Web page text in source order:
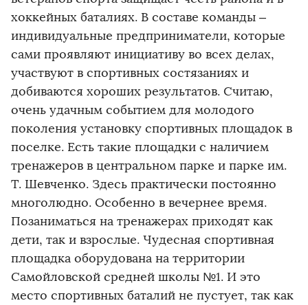
хоккейных баталиях. В составе команды –
индивидуальные предприниматели, которые
сами проявляют инициативу во всех делах,
участвуют в спортивных состязаниях и
добиваются хороших результатов. Считаю,
очень удачным событием для молодого
поколения установку спортивных площадок в
поселке. Есть такие площадки с наличием
тренажеров в центральном парке и парке им.
Т. Шевченко. Здесь практически постоянно
многолюдно. Особенно в вечернее время.
Позаниматься на тренажерах приходят как
дети, так и взрослые. Чудесная спортивная
площадка оборудована на территории
Самойловской средней школы №1. И это
место спортивных баталий не пустует, так как